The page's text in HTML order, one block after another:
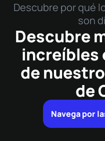
Descubre por qué
son
Descubre
increíbles
de
de
Navega por